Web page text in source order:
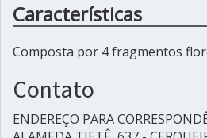
Características
Composta por 4 fragmentos
Contato
ENDEREÇO PARA